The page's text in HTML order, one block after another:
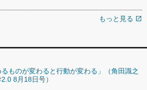
もっと見る open_in_new
るものが変わると行動が変わる」（角田識之
8月18日号）